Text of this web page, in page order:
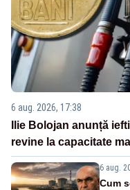
6 aug. 2026, 17:38
Ilie Bolojan anunță
revine la capacitate
6 aug.
Cum